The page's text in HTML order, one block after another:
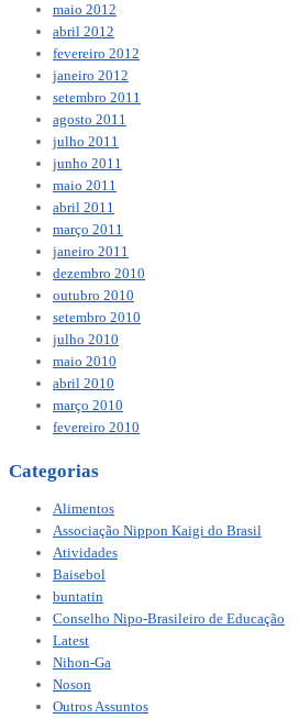
maio 2012
abril 2012
fevereiro 2012
janeiro 2012
setembro 2011
agosto 2011
julho 2011
junho 2011
maio 2011
abril 2011
março 2011
janeiro 2011
dezembro 2010
outubro 2010
setembro 2010
julho 2010
maio 2010
abril 2010
março 2010
fevereiro 2010
Categorias
Alimentos
Associação Nippon Kaigi do Brasil
Atividades
Baisebol
buntatin
Conselho Nipo-Brasileiro de Educação
Latest
Nihon-Ga
Noson
Outros Assuntos